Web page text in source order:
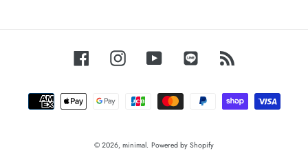
FacebookInstagramYouTube LINE
お
方
© 2026, minimal. Powered by Shopify